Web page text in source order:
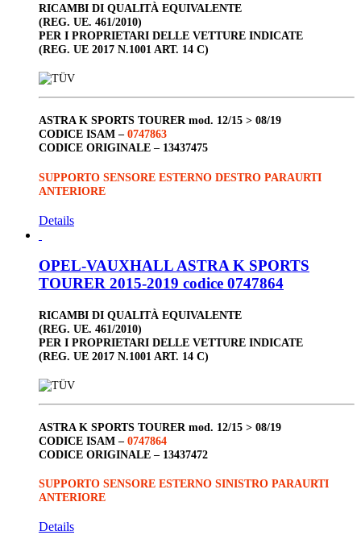
RICAMBI DI QUALITÀ EQUIVALENTE
(REG. UE. 461/2010)
PER I PROPRIETARI DELLE VETTURE INDICATE
(REG. UE 2017 N.1001 ART. 14 C)
ASTRA K SPORTS TOURERmod. 12/15 > 08/19
CODICE ISAM – 0747863
CODICE ORIGINALE – 13437475
SUPPORTO SENSORE ESTERNO DESTRO PARAURTI
ANTERIORE
Details
OPEL-VAUXHALL ASTRA K SPORTS
TOURER 2015-2019 codice 0747864
RICAMBI DI QUALITÀ EQUIVALENTE
(REG. UE. 461/2010)
PER I PROPRIETARI DELLE VETTURE INDICATE
(REG. UE 2017 N.1001 ART. 14 C)
ASTRA K SPORTS TOURERmod. 12/15 > 08/19
CODICE ISAM – 0747864
CODICE ORIGINALE – 13437472
SUPPORTO SENSORE ESTERNO SINISTRO PARAURTI
ANTERIORE
Details